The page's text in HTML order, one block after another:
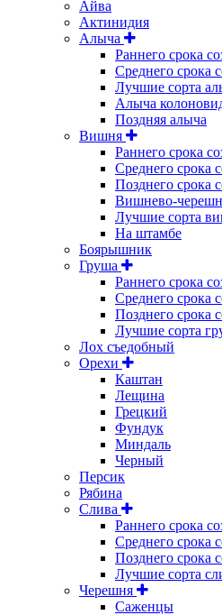
Айва
Актинидия
Алыча
Раннего срока
Среднего срока
Лучшие сорта
Алыча
Поздняя алыча
Вишня
Раннего срока
Среднего срока
Позднего срока
Вишнево-
Лучшие сорта
На штамбе
Боярышник
Груша
Раннего срока
Среднего срока
Позднего срока
Лучшие сорта
Лох съедобный
Орехи
Каштан
Лещина
Грецкий
Фундук
Миндаль
Черный
Персик
Рябина
Слива
Раннего срока
Среднего срока
Позднего срока
Лучшие сорта
Черешня
Саженцы